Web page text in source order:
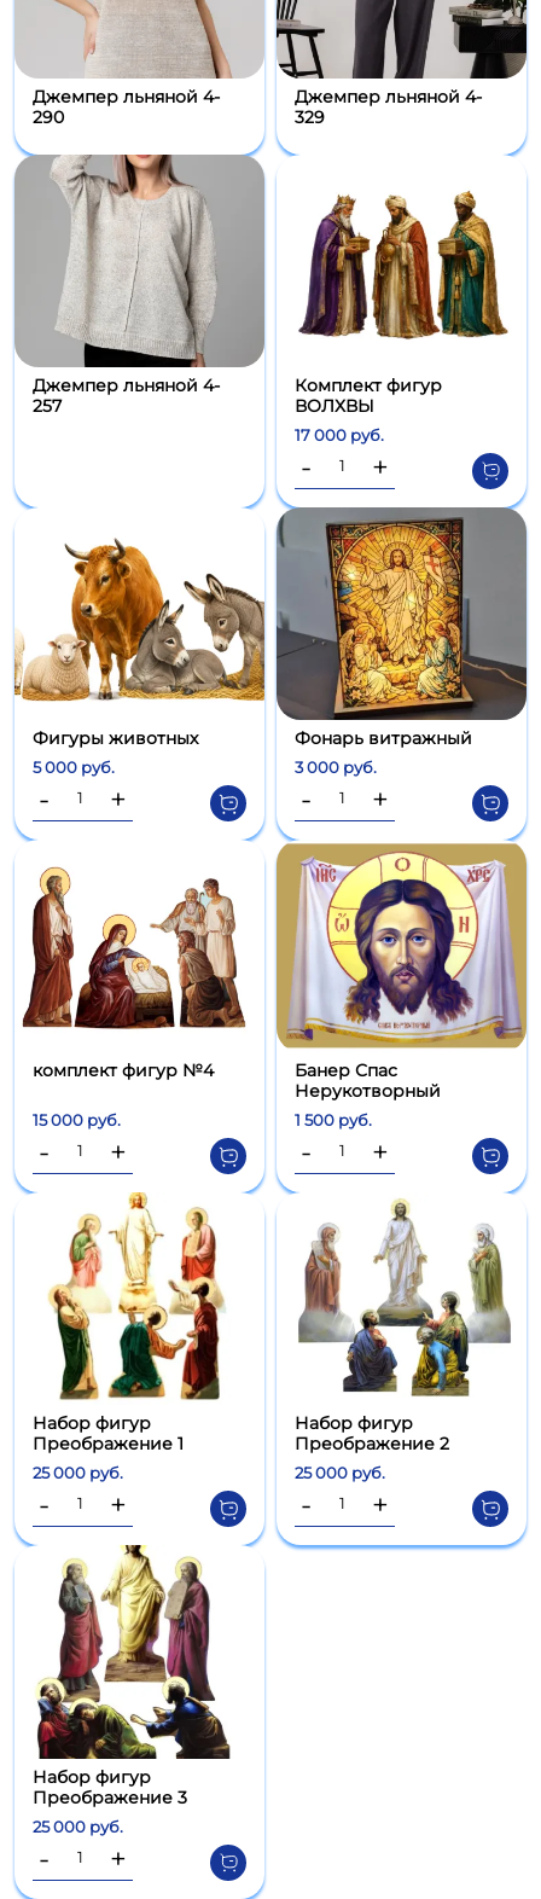
Джемпер льняной 4-
290
Джемпер льняной 4-
329
Джемпер льняной 4-
257
Комплект фигур
ВОЛХВЫ
17 000 руб.
- +
Фигуры животных
5 000 руб.
- +
Фонарь витражный
3 000 руб.
- +
комплект фигур №4
15 000 руб.
- +
Банер Спас
Нерукотворный
1 500 руб.
- +
Набор фигур
Преображение 1
25 000 руб.
- +
Набор фигур
Преображение 2
25 000 руб.
- +
Набор фигур
Преображение 3
25 000 руб.
- +